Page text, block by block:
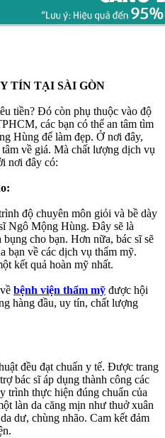
TÍN TẠI SÀI GÒN
tiền? Đó còn phụ thuộc vào độ
các bạn có thể an tâm tìm
Hùng để làm đẹp. Ở nơi đây,
về giá. Mà chất lượng dịch vụ
nơi đây có:
độ chuyên môn giỏi và bề dày
Ngô Mộng Hùng. Đây sẽ là
cho bạn. Hơn nữa, bác sĩ sẽ
bạn về các dịch vụ thẩm mỹ.
kết quả hoàn mỹ nhất.
bệnh viện thẩm mỹ được hội
hàng đầu, uy tín, chất lượng
đều đạt chuẩn y tế. Được trang
bác sĩ áp dụng thành công các
trình thực hiện đúng chuẩn của
làn da căng mịn như thuở xuân
dư, chùng nhão. Cam kết đảm